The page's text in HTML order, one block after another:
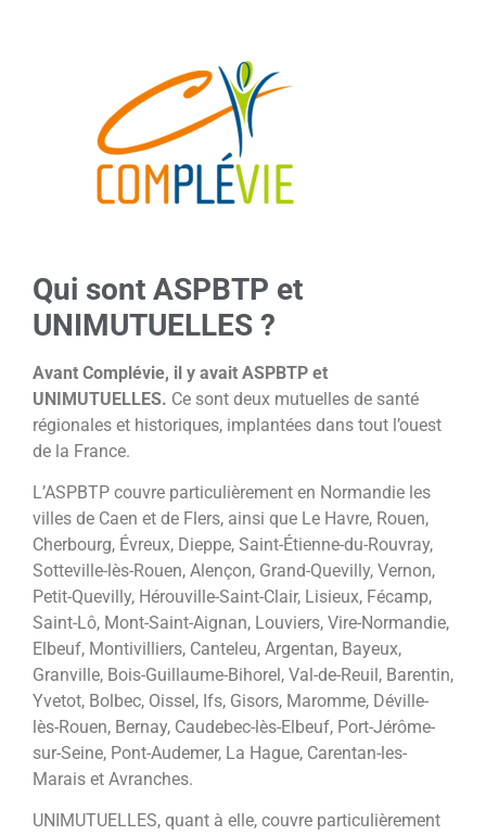
Qui sont ASPBTP et
UNIMUTUELLES ?
Avant Complévie, il y avait ASPBTP et
UNIMUTUELLES. Ce sont deux mutuelles de santé
régionales et historiques, implantées dans tout l’ouest
de la France.
L’ASPBTP couvre particulièrement en Normandie les
villes de Caen et de Flers, ainsi que Le Havre, Rouen,
Cherbourg, Évreux, Dieppe, Saint-Étienne-du-Rouvray,
Sotteville-lès-Rouen, Alençon, Grand-Quevilly, Vernon,
Petit-Quevilly, Hérouville-Saint-Clair, Lisieux, Fécamp,
Saint-Lô, Mont-Saint-Aignan, Louviers, Vire-Normandie,
Elbeuf, Montivilliers, Canteleu, Argentan, Bayeux,
Granville, Bois-Guillaume-Bihorel, Val-de-Reuil, Barentin,
Yvetot, Bolbec, Oissel, Ifs, Gisors, Maromme, Déville-
lès-Rouen, Bernay, Caudebec-lès-Elbeuf, Port-Jérôme-
sur-Seine, Pont-Audemer, La Hague, Carentan-les-
Marais et Avranches.
UNIMUTUELLES, quant à elle, couvre particulièrement